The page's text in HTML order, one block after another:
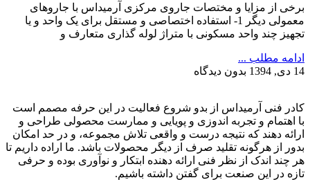
برخی از مزایا و مختصات جاروی مرکزی آرمیداس با جاروهای
معمولی دیگر 1- استفاده اختصاصی و مستقل برای یک واحد و یا
تجهیز چند واحد مسکونی با متراژ لوله گذاری متعارف و
ادامه مطلب ...
14 دی, 1394
بدون دیدگاه
کادر فنی آرمیداس از بدو شروع فعالیت در این حرفه مصمم است
با اهتمام و تجربه اندوزی و پویایی و ممارست محصولی طراحی و
ارائه دهند که نتیجه درست و واقعی تلاش مجموعه، و در حد امکان
بدور از هرگونه تقلید صرف از دیگر محصولات باشد. ما اراده داریم تا
هر چند اندک از نظر فنی ارائه دهنده ابتکار و نوآوری بوده و حرفی
تازه در این صنعت برای گفتن داشته باشیم.